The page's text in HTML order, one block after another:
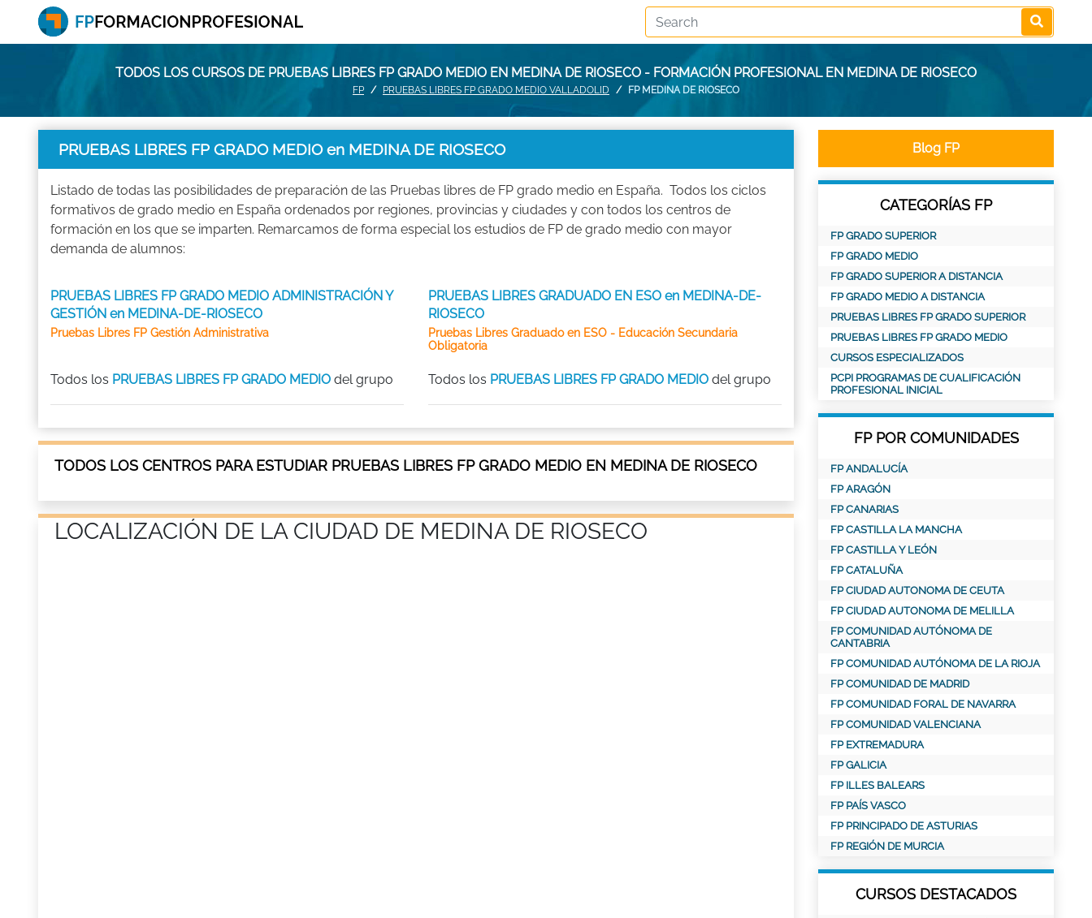
TODOS LOS CURSOS DE PRUEBAS LIBRES FP GRADO MEDIO EN MEDINA DE RIOSECO - FORMACIÓN PROFESIONAL EN MEDINA DE RIOSECO
FP PRUEBAS LIBRES FP GRADO MEDIO VALLADOLID FP MEDINA DE RIOSECO
PRUEBAS LIBRES FP GRADO MEDIO en MEDINA DE RIOSECO
Listado de todas las posibilidades de preparación de las Pruebas libres de FP grado medio en España. Todos los ciclos
formativos de grado medio en España ordenados por regiones, provincias y ciudades y con todos los centros de
formación en los que se imparten. Remarcamos de forma especial los estudios de FP de grado medio con mayor
demanda de alumnos:
PRUEBAS LIBRES FP GRADO MEDIO ADMINISTRACIÓN Y
GESTIÓN en MEDINA-DE-RIOSECO
Pruebas Libres FP Gestión Administrativa
Todos los PRUEBAS LIBRES FP GRADO MEDIO del grupo
PRUEBAS LIBRES GRADUADO EN ESO en MEDINA-DE-
RIOSECO
Pruebas Libres Graduado en ESO - Educación Secundaria
Obligatoria
Todos los PRUEBAS LIBRES FP GRADO MEDIO del grupo
TODOS LOS CENTROS PARA ESTUDIAR PRUEBAS LIBRES FP GRADO MEDIO EN MEDINA DE RIOSECO
LOCALIZACIÓN DE LA CIUDAD DE MEDINA DE RIOSECO
Blog FP
CATEGORÍAS FP
FP GRADO SUPERIOR
FP GRADO MEDIO
FP GRADO SUPERIOR A DISTANCIA
FP GRADO MEDIO A DISTANCIA
PRUEBAS LIBRES FP GRADO SUPERIOR
PRUEBAS LIBRES FP GRADO MEDIO
CURSOS ESPECIALIZADOS
PCPI PROGRAMAS DE CUALIFICACIÓN
PROFESIONAL INICIAL
FP POR COMUNIDADES
FP ANDALUCÍA
FP ARAGÓN
FP CANARIAS
FP CASTILLA LA MANCHA
FP CASTILLA Y LEÓN
FP CATALUÑA
FP CIUDAD AUTONOMA DE CEUTA
FP CIUDAD AUTONOMA DE MELILLA
FP COMUNIDAD AUTÓNOMA DE
CANTABRIA
FP COMUNIDAD AUTÓNOMA DE LA RIOJA
FP COMUNIDAD DE MADRID
FP COMUNIDAD FORAL DE NAVARRA
FP COMUNIDAD VALENCIANA
FP EXTREMADURA
FP GALICIA
FP ILLES BALEARS
FP PAÍS VASCO
FP PRINCIPADO DE ASTURIAS
FP REGIÓN DE MURCIA
CURSOS DESTACADOS